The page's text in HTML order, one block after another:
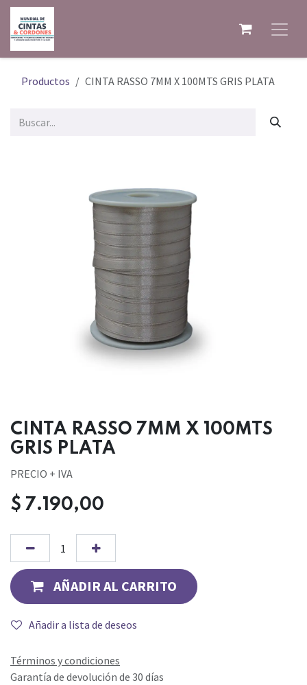
Ir al contenido
Productos CINTA RASSO 7MM X 100MTS GRIS PLATA
CINTA RASSO 7MM X 100MTS
GRIS PLATA
PRECIO + IVA
$ 7.190,00
AÑADIR AL CARRITO
Añadir a lista de deseos
Términos y condiciones
Garantía de devolución de 30 días